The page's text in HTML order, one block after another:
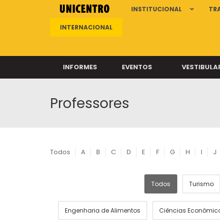
INSTITUCIONAL
INTERNACIONAL
INFORMES EVENTOS
Professores
Todos A B C D E F G H I J
Todos Turismo
Engenharia de Alimentos Ciências